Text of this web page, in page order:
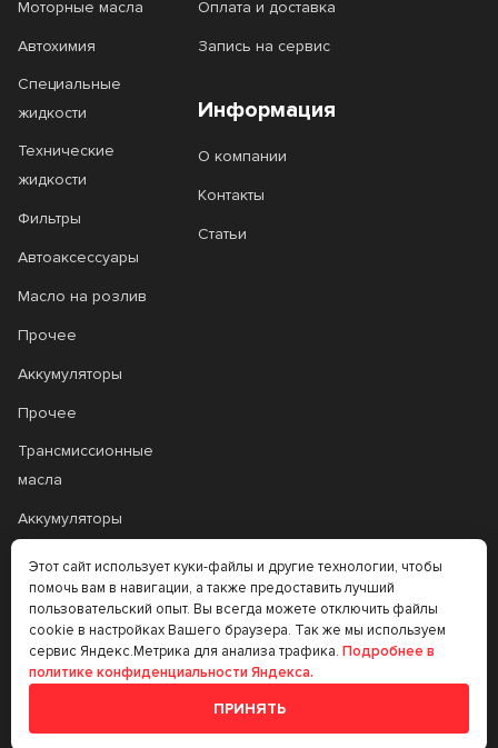
Моторные масла
Автохимия
Специальные
жидкости
Технические
жидкости
Фильтры
Автоаксессуары
Масло на розлив
Прочее
Аккумуляторы
Прочее
Трансмиссионные
масла
Аккумуляторы
Оплата и доставка
Запись на сервис
Информация
О компании
Контакты
Статьи
+7 (383) 335-77-99
rtt@m-masel.ru
Этот сайт использует куки-файлы и другие технологии, чтобы
помочь вам в навигации, а также предоставить лучший
пользовательский опыт. Вы всегда можете отключить файлы
cookie в настройках Вашего браузера. Так же мы используем
сервис Яндекс.Метрика для анализа трафика. Подробнее в
политике конфиденциальности Яндекса.
ПРИНЯТЬ